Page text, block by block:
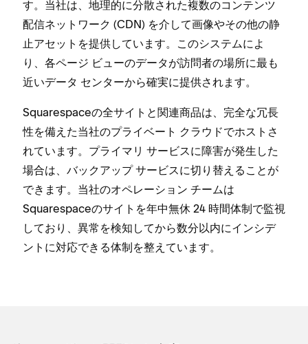
す⁠。当社は⁠、地理的に分散された複数のコンテンツ
配信ネ⁠ットワ⁠ーク (⁠CDN⁠) を介して画像やその他の静
止アセ⁠ットを提供しています⁠。このシステムによ
り⁠、各ペ⁠ージ ビ⁠ュ⁠ーのデ⁠ータが訪問者の場所に最も
近いデ⁠ータ センタ⁠ーから確実に提供されます⁠。
Squarespaceの全サイトと関連商品は⁠、完全な冗長
性を備えた当社のプライベ⁠ート クラウドでホストさ
れています⁠。プライマリ サ⁠ービスに障害が発生した
場合は⁠、バ⁠ックア⁠ップ サ⁠ービスに切り替えることが
できます⁠。当社のオペレ⁠ーシ⁠ョン チ⁠ームは
Squarespaceのサイトを年中無休 24 時間体制で監視
しており⁠、異常を検知してから数分以内にインシデ
ントに対応できる体制を整えています⁠。